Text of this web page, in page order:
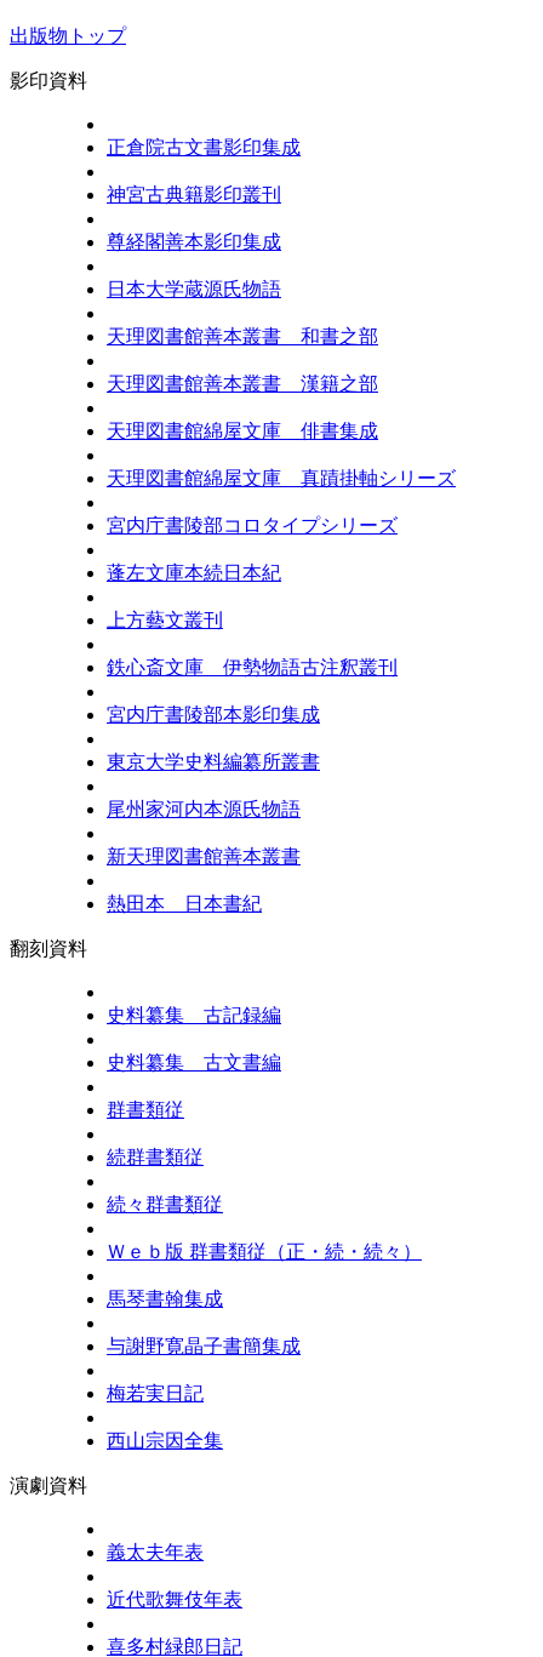
出版物トップ
影印資料
正倉院古文書影印集成
神宮古典籍影印叢刊
尊経閣善本影印集成
日本大学蔵源氏物語
天理図書館善本叢書 和書之部
天理図書館善本叢書 漢籍之部
天理図書館綿屋文庫 俳書集成
天理図書館綿屋文庫 真蹟掛軸シリーズ
宮内庁書陵部コロタイプシリーズ
蓬左文庫本続日本紀
上方藝文叢刊
鉄心斎文庫 伊勢物語古注釈叢刊
宮内庁書陵部本影印集成
東京大学史料編纂所叢書
尾州家河内本源氏物語
新天理図書館善本叢書
熱田本 日本書紀
翻刻資料
史料纂集 古記録編
史料纂集 古文書編
群書類従
続群書類従
続々群書類従
Ｗｅｂ版 群書類従（正・続・続々）
馬琴書翰集成
与謝野寛晶子書簡集成
梅若実日記
西山宗因全集
演劇資料
義太夫年表
近代歌舞伎年表
喜多村緑郎日記